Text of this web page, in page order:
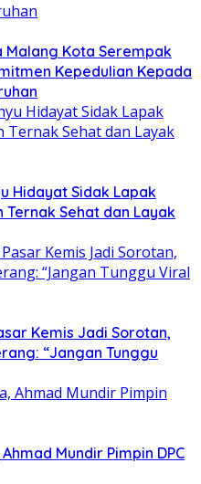
Kota Serempak
Kepedulian Kepada
Hidayat Sidak Lapak
Ternak Sehat dan Layak
Kemis Jadi Sorotan,
“Jangan Tunggu
Mundir Pimpin DPC